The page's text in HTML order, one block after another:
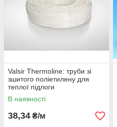
Valsir Thermoline: труби зі
зшитого поліетилену для
теплої підлоги
В наявності
38,34 ₴/м